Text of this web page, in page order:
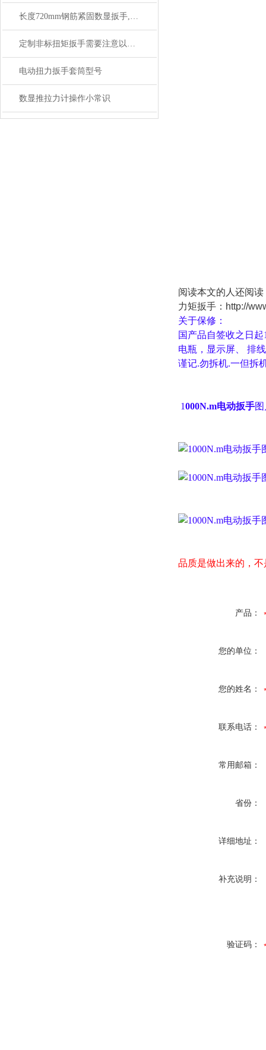
长度720mm钢筋紧固数显扳手,SGGQ钢筋数显紧固扭矩扳手
定制非标扭矩扳手需要注意以下几点
电动扭力扳手套筒型号
数显推拉力计操作小常识
阅读本文的人还阅读
力矩扳手： http://
关于保修：
国产品自签收之日
电瓶，显示屏、 排
谨记.勿拆机.一但拆
1000N.m电动扳手
品质是做出来的，
产品：
您的单位：
您的姓名：
联系电话：
常用邮箱：
省份：
详细地址：
补充说明：
验证码：